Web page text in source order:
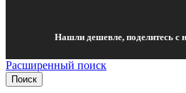
Нашли дешевле, поделитесь с
Расширенный поиск
Поиск